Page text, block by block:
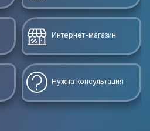
Интернет-магазин
Нужна консультация